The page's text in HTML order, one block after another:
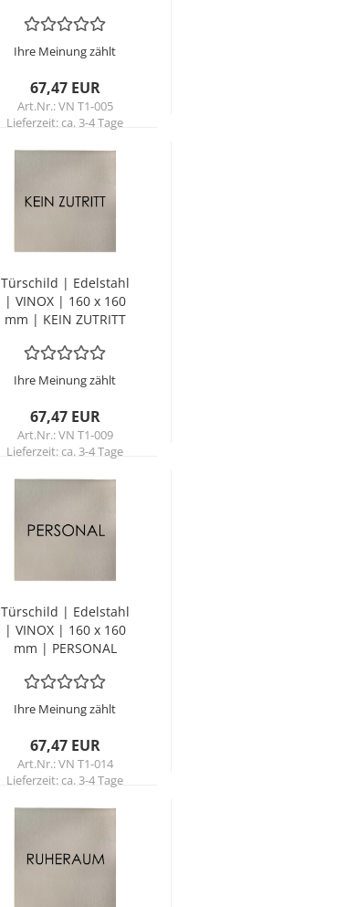
Ihre Meinung zählt
67,47 EUR
Art.Nr.: VN T1-005
Lieferzeit:ca. 3-4 Tage
Tür­schild | Edel­stahl
| VINOX | 160 x 160
mm | KEIN ZU­TRITT
Ihre Meinung zählt
67,47 EUR
Art.Nr.: VN T1-009
Lieferzeit:ca. 3-4 Tage
Tür­schild | Edel­stahl
| VINOX | 160 x 160
mm | PER­SO­NAL
Ihre Meinung zählt
67,47 EUR
Art.Nr.: VN T1-014
Lieferzeit:ca. 3-4 Tage